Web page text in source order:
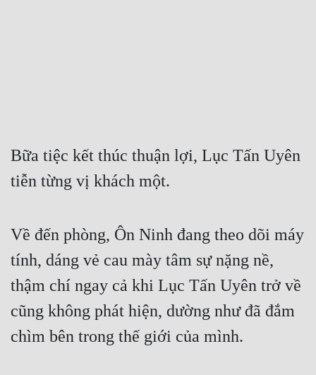
Cung Đấu
Du Hí
Dã Sử
Bữa tiệc kết thúc thuận lợi, Lục Tấn Uyên
tiễn từng vị khách một.
Về đến phòng, Ôn Ninh đang theo dõi máy
tính, dáng vẻ cau mày tâm sự nặng nề,
thậm chí ngay cả khi Lục Tấn Uyên trở về
cũng không phát hiện, dường như đã đắm
chìm bên trong thế giới của mình.